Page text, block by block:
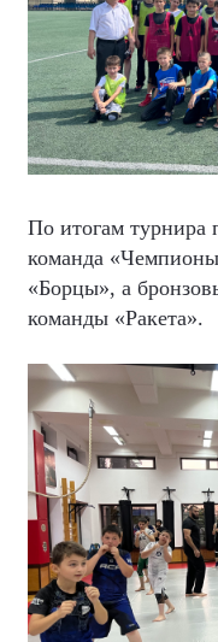
По итогам турнира
команда
«Борцы», а
команды «Ракета».